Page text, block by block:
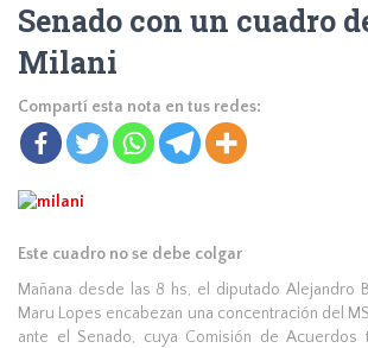
Senado con un cuadro
Milani
Compartí esta nota en tus redes:
Este cuadro no se debe colgar
Mañana desde las 8 hs, el diputado Alejandro
Maru Lopes encabezan una concentración del
ante el Senado, cuya Comisión de Acuerdos